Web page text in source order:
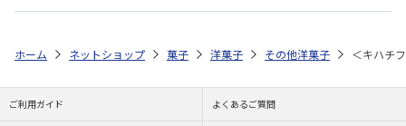
ホーム ネットショップ 菓子 洋菓子 その他洋菓子 ＜キハチ
ご利用ガイド よくあるご質問